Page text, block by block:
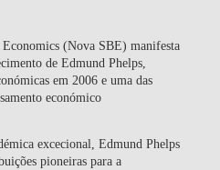
(Nova SBE) manifesta
de Edmund Phelps,
em 2006 e uma das
económico
excecional, Edmund Phelps
pioneiras para a